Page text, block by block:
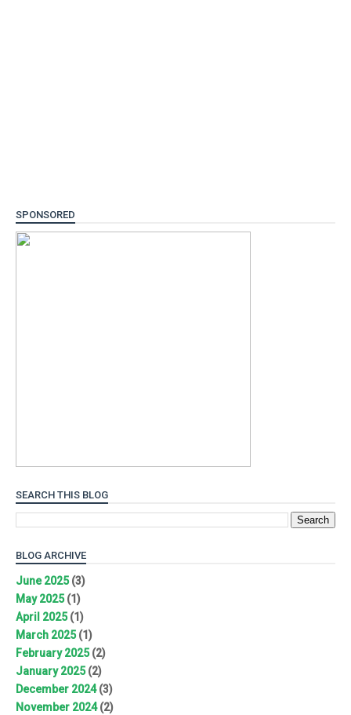
SPONSORED
SEARCH THIS BLOG
BLOG ARCHIVE
June 2025(3)
May 2025(1)
April 2025(1)
March 2025(1)
February 2025(2)
January 2025(2)
December 2024(3)
November 2024(2)